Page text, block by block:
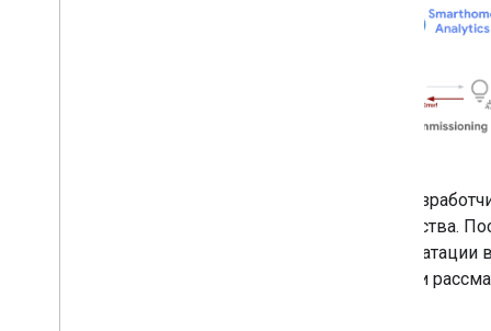
Для
устройства.
занятии